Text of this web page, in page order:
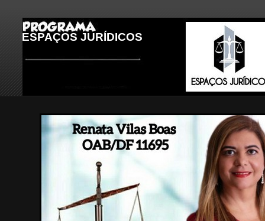
ESPAÇOS JURÍDICOS
LEGENDA DA IMAGEM 3